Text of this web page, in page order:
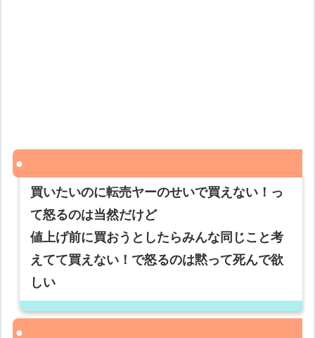
買いたいのに転売ヤーのせいで買えない！っ
て怒るのは当然だけど
値上げ前に買おうとしたらみんな同じこと考
えてて買えない！で怒るのは黙って死んで欲
しい